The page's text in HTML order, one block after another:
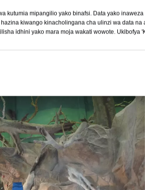
kutumia mipangilio yako binafsi. Data yako
kiwango kinacholingana cha ulinzi wa data na
idhini yako mara moja wakati wowote. Ukibofya